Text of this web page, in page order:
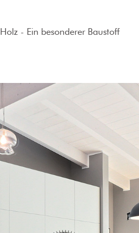
Holz - Ein besonderer Baustoff